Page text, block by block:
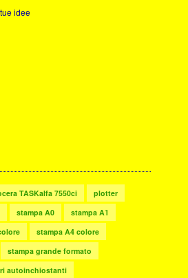
idee
TASKalfa 7550ci
plotter
stampa A0
stampa A1
stampa A4 colore
stampa grande formato
autoinchiostanti